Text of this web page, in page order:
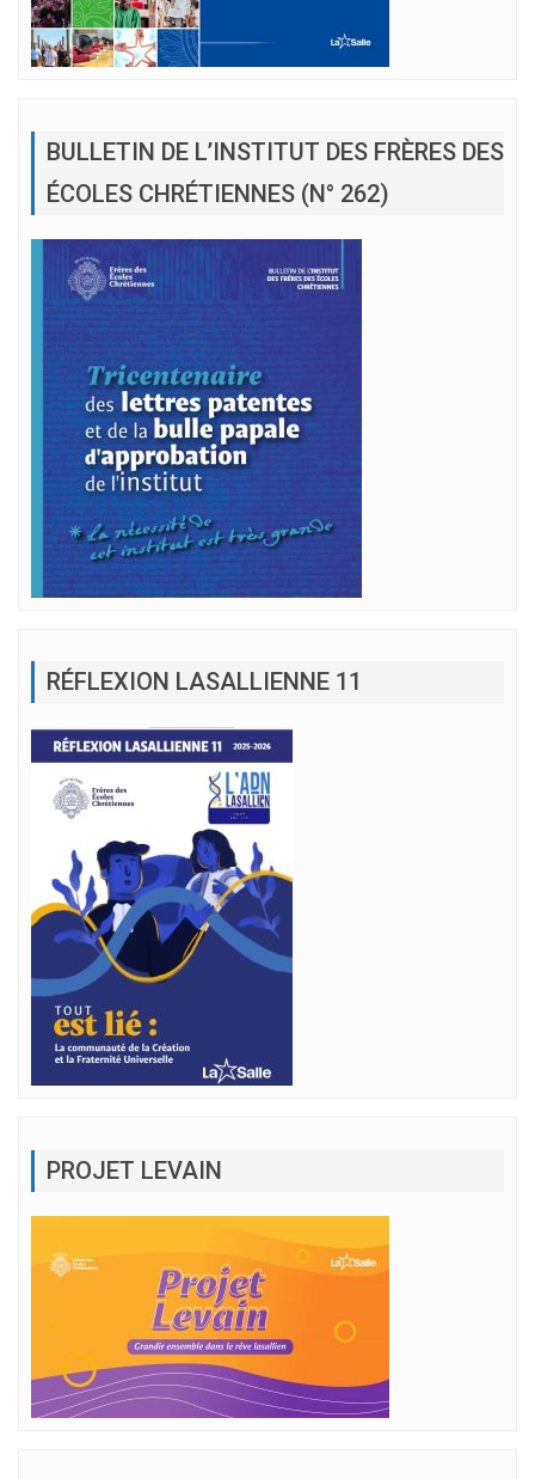
BULLETIN DE L’INSTITUT DES FRÈRES DES
ÉCOLES CHRÉTIENNES (N° 262)
RÉFLEXION LASALLIENNE 11
PROJET LEVAIN